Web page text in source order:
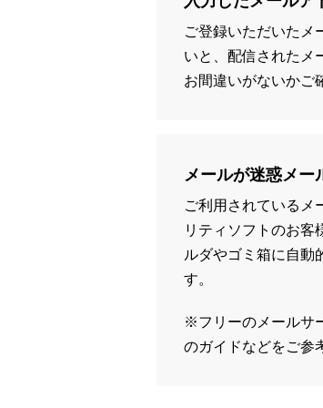
ご登録いただいたメ
いと、配信されたメ
お間違いがないかご
メールが迷惑メー
ご利用されているメ
リティソフトのお客
ルダやゴミ箱に自動
す。
※フリーのメールサ
のガイドなどをご参